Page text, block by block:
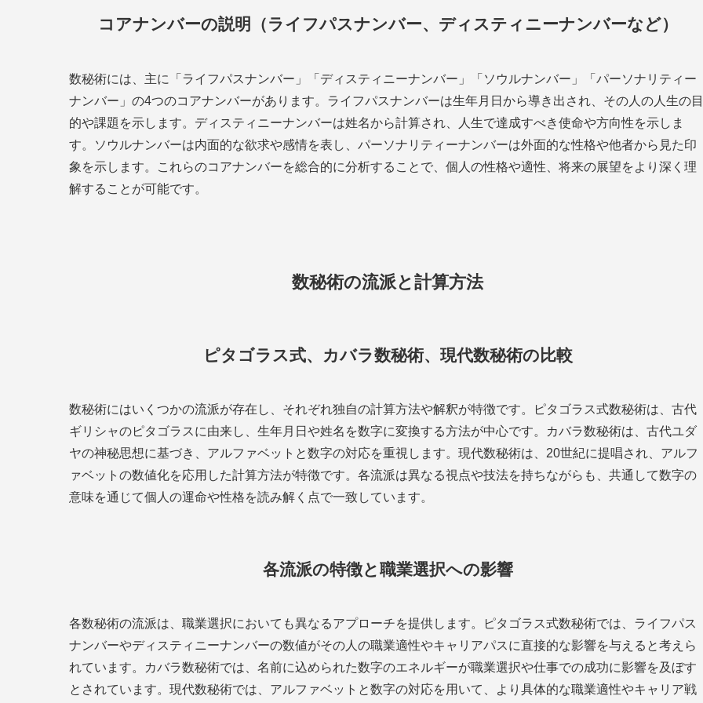
コアナンバーの説明（ライフパスナンバー、ディスティニーナンバーなど）
数秘術には、主に「ライフパスナンバー」「ディスティニーナンバー」「ソウルナンバー」「パーソナリティー
ナンバー」の4つのコアナンバーがあります。ライフパスナンバーは生年月日から導き出され、その人の人生の目
的や課題を示します。ディスティニーナンバーは姓名から計算され、人生で達成すべき使命や方向性を示しま
す。ソウルナンバーは内面的な欲求や感情を表し、パーソナリティーナンバーは外面的な性格や他者から見た印
象を示します。これらのコアナンバーを総合的に分析することで、個人の性格や適性、将来の展望をより深く理
解することが可能です。
数秘術の流派と計算方法
ピタゴラス式、カバラ数秘術、現代数秘術の比較
数秘術にはいくつかの流派が存在し、それぞれ独自の計算方法や解釈が特徴です。ピタゴラス式数秘術は、古代
ギリシャのピタゴラスに由来し、生年月日や姓名を数字に変換する方法が中心です。カバラ数秘術は、古代ユダ
ヤの神秘思想に基づき、アルファベットと数字の対応を重視します。現代数秘術は、20世紀に提唱され、アルフ
ァベットの数値化を応用した計算方法が特徴です。各流派は異なる視点や技法を持ちながらも、共通して数字の
意味を通じて個人の運命や性格を読み解く点で一致しています。
各流派の特徴と職業選択への影響
各数秘術の流派は、職業選択においても異なるアプローチを提供します。ピタゴラス式数秘術では、ライフパス
ナンバーやディスティニーナンバーの数値がその人の職業適性やキャリアパスに直接的な影響を与えると考えら
れています。カバラ数秘術では、名前に込められた数字のエネルギーが職業選択や仕事での成功に影響を及ぼす
とされています。現代数秘術では、アルファベットと数字の対応を用いて、より具体的な職業適性やキャリア戦